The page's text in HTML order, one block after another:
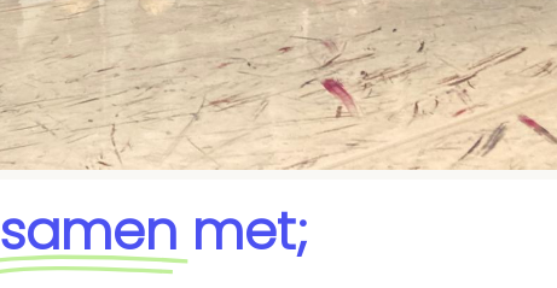
samen met;